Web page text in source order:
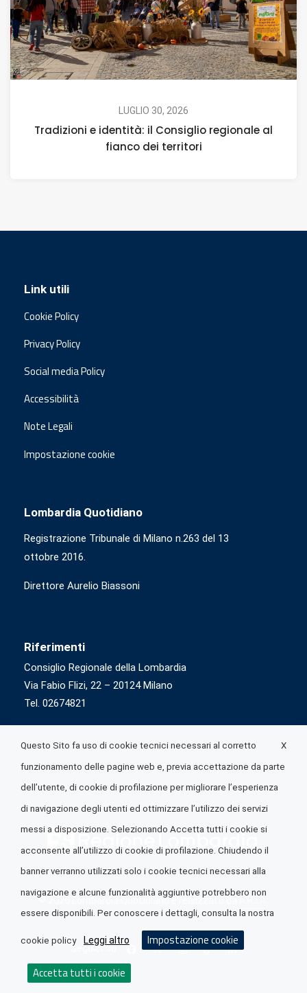
LUGLIO 30, 2026
Tradizioni e identità: il Consiglio regionale al
fianco dei territori
Link utili
Cookie Policy
Privacy Policy
Social media Policy
Accessibilità
Note Legali
Impostazione cookie
Lombardia Quotidiano
Registrazione Tribunale di Milano n.263 del 13
ottobre 2016.
Direttore Aurelio Biassoni
Riferimenti
Consiglio Regionale della Lombardia
Via Fabio Flizi, 22 – 20124 Milano
Tel. 02674821
© 2026 Lombardia Quotidiano è realizzato daA.R.I.A.
Seguici su
X
Questo Sito fa uso di cookie tecnici necessari al corretto
funzionamento delle pagine web e, previa accettazione da parte
dell’utente, di cookie di profilazione per migliorare l’esperienza
di navigazione degli utenti ed ottimizzare l’utilizzo dei servizi
messi a disposizione. Selezionando Accetta tutti i cookie si
acconsente all’utilizzo di cookie di profilazione. Chiudendo il
banner verranno utilizzati solo i cookie tecnici necessari alla
navigazione e alcune funzionalità aggiuntive potrebbero non
essere disponibili. Per conoscere i dettagli, consulta la nostra
cookie policy Leggi altro Impostazione cookie
Accetta tutti i cookie